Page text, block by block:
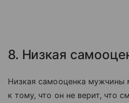
8. Низкая
Низкая самооценка мужчины
к тому, что он не верит, что